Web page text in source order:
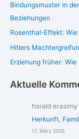
Bindungsmuster in
Beziehungen
Rosenthal-Effekt:
Hitlers
Erziehung früher:
Aktuelle
harald erasimy
Herkunft,
17. März 2026